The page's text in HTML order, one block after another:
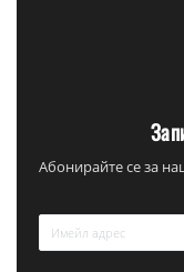
Абонирайте се за